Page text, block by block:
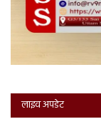
लाइव अपडेट